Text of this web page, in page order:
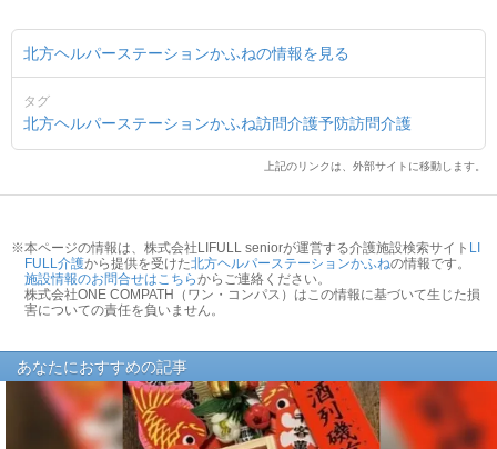
北方ヘルパーステーションかふねの情報を見る
タグ
北方ヘルパーステーションかふね訪問介護予防訪問介護
上記のリンクは、外部サイトに移動します。
※本ページの情報は、株式会社LIFULL seniorが運営する介護施設検索サイト LI
FULL介護から提供を受けた北方ヘルパーステーションかふねの情報です。
施設情報のお問合せはこちらからご連絡ください。
株式会社ONE COMPATH（ワン・コンパス）はこの情報に基づいて生じた損
害についての責任を負いません。
あなたにおすすめの記事